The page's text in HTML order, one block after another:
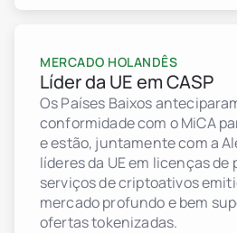
MERCADO HOLANDÊS
Líder da UE em CASP
Os Países Baixos
conformidade com o MiCA
e estão, juntamente com a
líderes da UE em licenças de
serviços de criptoativos
mercado profundo e bem
ofertas tokenizadas.